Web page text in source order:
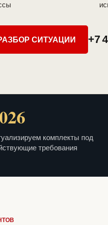
СИТУАЦИИ +7
комплекты под
требования